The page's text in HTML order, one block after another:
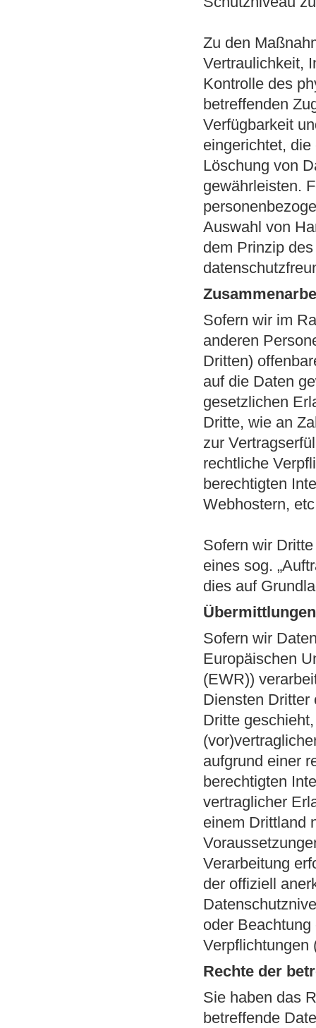
Zu den
Vertraulichkeit,
Kontrolle des
betreffenden
Verfügbarkeit
eingerichtet,
Löschung von
gewährleisten.
Auswahl von
dem Prinzip
Sofern wir im
anderen
Dritten)
auf die Daten
gesetzlichen
Dritte, wie an
zur
rechtliche
berechtigten
Webhostern,
Sofern wir
eines sog.
dies auf
Sofern wir
Europäischen
(EWR))
Diensten Dritter
Dritte
aufgrund einer
berechtigten
vertraglicher
einem Drittland
Verarbeitung
der offiziell
oder
Verpflichtungen
Rechte der
Sie haben das
betreffende